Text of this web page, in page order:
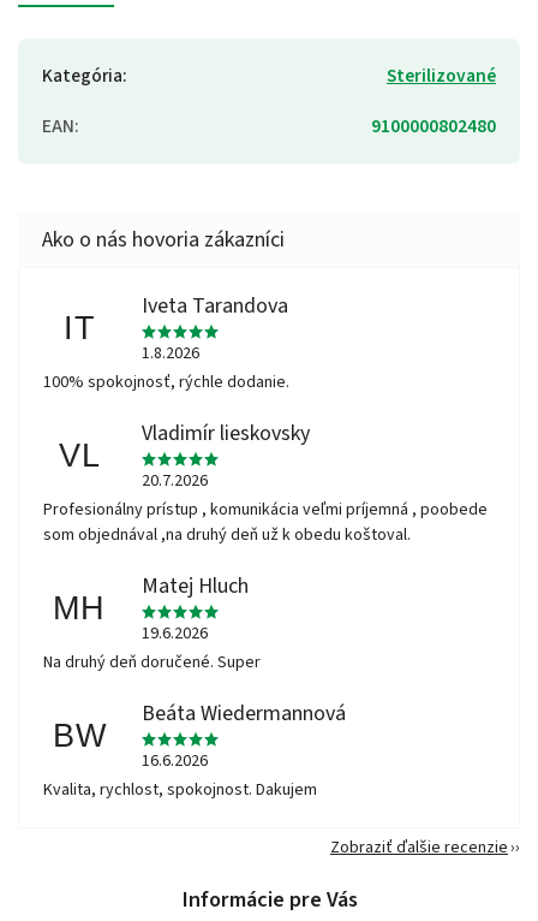
Kategória:
Sterilizované
EAN: 9100000802480
IT
Iveta Tarandova
1.8.2026
100% spokojnosť, rýchle dodanie.
VL
Vladimír lieskovsky
20.7.2026
Profesionálny prístup , komunikácia veľmi príjemná , poobede
som objednával ,na druhý deň už k obedu koštoval.
MH
Matej Hluch
19.6.2026
Na druhý deň doručené. Super
BW
Beáta Wiedermannová
16.6.2026
Kvalita, rychlost, spokojnost. Dakujem
Zobraziť ďalšie recenzie
Informácie pre Vás